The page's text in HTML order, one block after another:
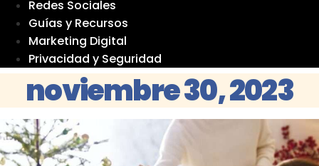
Redes Sociales
Guías y Recursos
Marketing Digital
Privacidad y Seguridad
noviembre 30, 2023